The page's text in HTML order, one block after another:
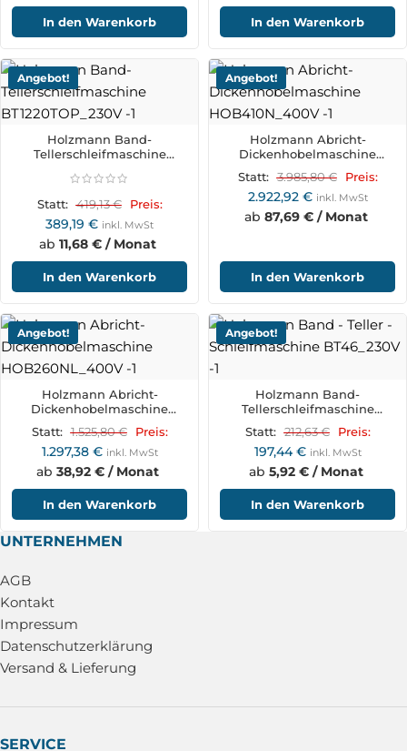
In den Warenkorb In den Warenkorb
Angebot!
Holzmann Band-
Tellerschleifmaschine
Statt: 419,13€ Preis:
389,19 € inkl. MwSt
ab 11,68 € / Monat
In den Warenkorb
Angebot!
Holzmann Abricht-
Dickenhobelmaschine
HOB410N_400V
Statt: 3.985,80€ Preis:
2.922,92 € inkl. MwSt
ab 87,69 € / Monat
In den Warenkorb
Angebot!
Holzmann Abricht-
Dickenhobelmaschine
HOB260NL_400V
Statt: 1.525,80€ Preis:
1.297,38 € inkl. MwSt
ab 38,92 € / Monat
In den Warenkorb
Angebot!
Holzmann Band-
Tellerschleifmaschine
BT46_230V
Statt: 212,63€ Preis:
197,44€ inkl. MwSt
ab 5,92 € / Monat
In den Warenkorb
UNTERNEHMEN
AGB
Kontakt
Impressum
Datenschutzerklärung
Versand & Lieferung
SERVICE